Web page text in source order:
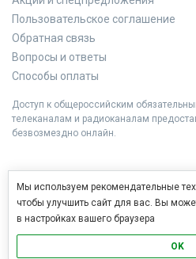
Пользовательское соглашение
Обратная связь
Вопросы и ответы
Способы оплаты
Доступ к общероссийским
телеканалам и радиоканалам
безвозмездно онлайн.
Мы используем рекомендательные
чтобы улучшить сайт для вас. Вы
в настройках вашего браузера
OK